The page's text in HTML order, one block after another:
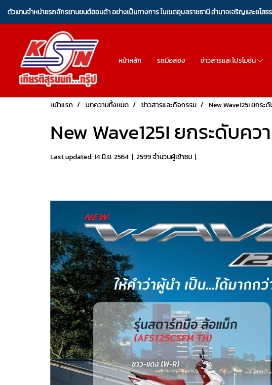
ตัวแทนจำหน่ายรถจักรยานยนต์ฮอนด้า อย่างเป็นทางการ ในเขตอุบลราชธานี อำนาจเจริญและยโสธร
หน้าหลัก รถมือสอง ข่าวสารและโปรโมชั่น
หน้าแรก บทความทั้งหมด ข่าวสารและกิจกรรม New Wave125I ยกระ
New Wave125I ยกระดับค
Last updated: 14 มิ.ย. 2564 | 2599 จำนวนผู้เข้าชม |